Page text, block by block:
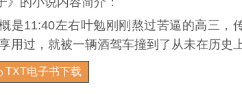
是11:40左右叶勉刚刚熬过苦逼的高三，
用过，就被一辆酒驾车撞到了从未在历史上
TXT电子书下载